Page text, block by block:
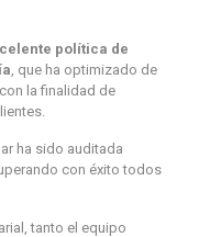
política de
, que ha optimizado de
la finalidad de
ha sido auditada
con éxito todos
tanto el equipo